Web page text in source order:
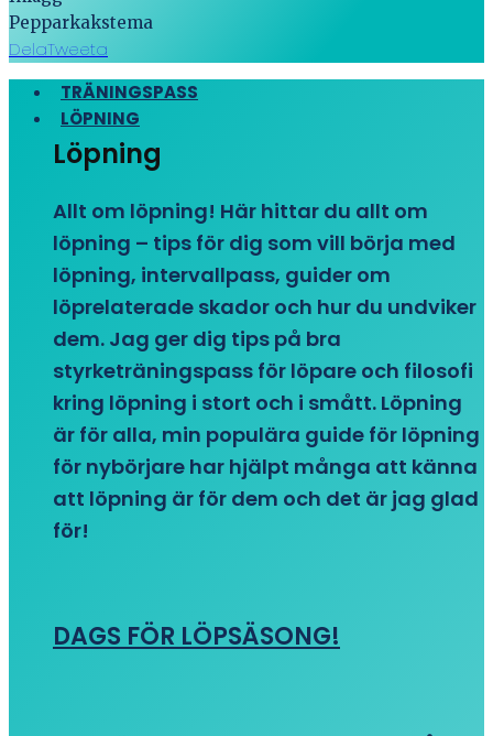
Pepparkakstema
DelaTweeta
TRÄNINGSPASS
LÖPNING
Löpning
Allt om löpning! Här hittar du allt om
löpning – tips för dig som vill börja med
löpning, intervallpass, guider om
löprelaterade skador och hur du undviker
dem. Jag ger dig tips på bra
styrketräningspass för löpare och filosofi
kring löpning i stort och i smått. Löpning
är för alla, min populära guide för löpning
för nybörjare har hjälpt många att känna
att löpning är för dem och det är jag glad
för!
DAGS FÖR LÖPSÄSONG!